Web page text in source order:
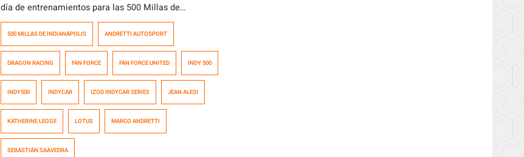
día de entrenamientos para las 500 Millas de
Indianapolis, la carrera más importante del año de la
IZOD IndyCar Series. Más que las simples planillas de
tendencias en lo que se ha visto en lo que va del […]
500 MILLAS DE INDIANÁPOLIS ANDRETTI AUTOSPORT
DRAGON RACING FAN FORCE FAN FORCE UNITED INDY 500
INDY500 INDYCAR IZOD INDYCAR SERIES JEAN ALESI
KATHERINE LEGGE LOTUS MARCO ANDRETTI
SEBASTIÁN SAAVEDRA